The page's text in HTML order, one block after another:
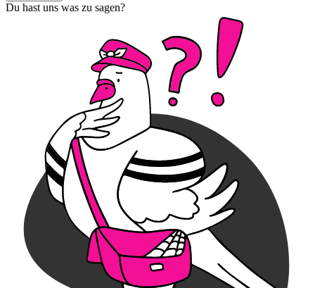
Du hast uns was zu sagen?